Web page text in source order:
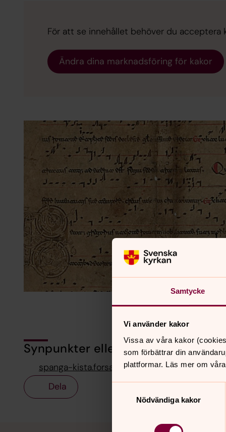
Samtycke
Vi använder kakor
Vissa av våra kakor
som förbättrar din
plattformar. Läs mer om
Nödvändiga kakor
För att se innehållet behöver du acceptera
Ändra dina marknadsföring för kakor
Synpunkter eller frågor på sidans
spanga-kista.forsamling@svenskakyrkan.se
Dela